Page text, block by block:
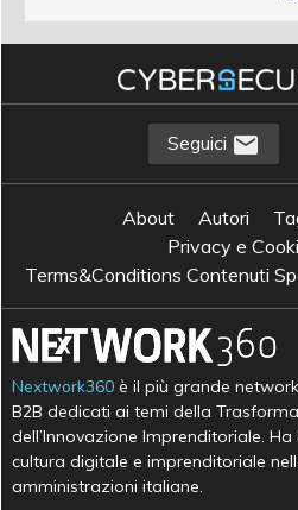
Seguici
About Autori
Privacy e
Terms&Conditions Contenuti
Nextwork360 è il più grande
B2B dedicati ai temi della
dell’Innovazione Imprenditoriale.
cultura digitale e imprenditoriale
amministrazioni italiane.